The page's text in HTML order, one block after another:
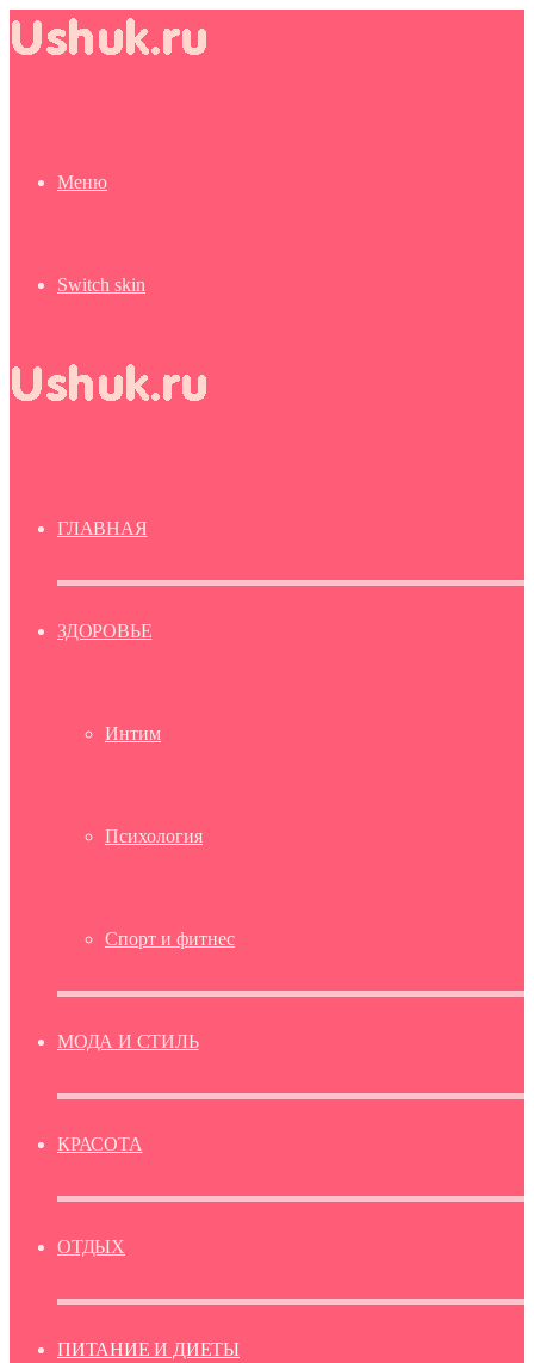
Меню
Switch skin
ГЛАВНАЯ
ЗДОРОВЬЕ
Интим
Психология
Спорт и фитнес
МОДА И СТИЛЬ
КРАСОТА
ОТДЫХ
ПИТАНИЕ И ДИЕТЫ